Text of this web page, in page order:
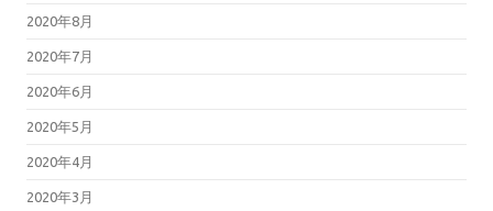
2020年8月
2020年7月
2020年6月
2020年5月
2020年4月
2020年3月